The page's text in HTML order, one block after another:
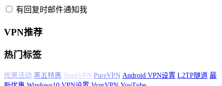
有回复时邮件通知我
VPN推荐
热门标签
SaferVPN 支付宝购买 ExpressVPN PureVPN Android VPN设置 L2TP隧